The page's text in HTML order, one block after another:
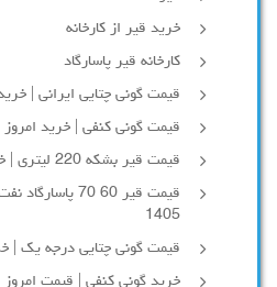
خرید قیر از کارخانه
کارخانه قیر پاسارگاد
قیمت گونی چتایی ایرانی | خرید
قیمت گونی کنفی | خرید امروز
قیمت قیر بشکه 220 لیتری | خرید امروز پالایشگاه
قیمت قیر 60 70
1405
قیمت گونی چتایی درجه یک | خرید
خرید گونی کنفی | قیمت امروز